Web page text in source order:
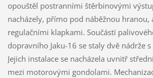
opouštěl postranními štěrbinovými
nacházely, přímo pod náběžnou hranou,
regulačními klapkami. Součástí
dopravního Jaku-16 se staly dvě nádrže
Jejich instalace se nacházela uvnitř
mezi motorovými gondolami.